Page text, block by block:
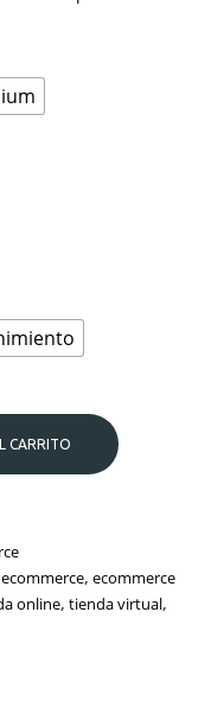
hasta
CARRITO
, ecommerce
online, tienda virtual,